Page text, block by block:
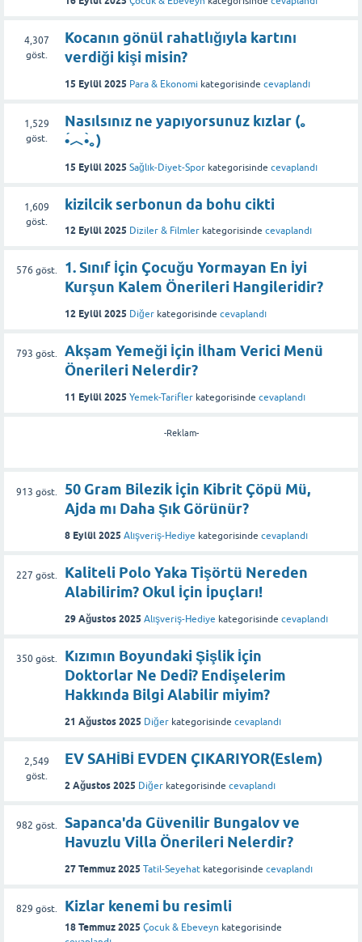
4,307
göst.
Kocanın gönül rahatlığıyla kartını
verdiği kişi misin?
15 Eylül 2025 Para & Ekonomi kategorisinde cevaplandı
1,529
göst.
Nasılsınız ne yapıyorsunuz kızlar (｡
•́︿•̀｡)
15 Eylül 2025 Sağlık-Diyet-Spor kategorisinde cevaplandı
1,609
göst.
kizilcik serbonun da bohu cikti
12 Eylül 2025 Diziler & Filmler kategorisinde cevaplandı
576 göst.
1. Sınıf İçin Çocuğu Yormayan En İyi
Kurşun Kalem Önerileri Hangileridir?
12 Eylül 2025 Diğer kategorisinde cevaplandı
793 göst.
Akşam Yemeği İçin İlham Verici Menü
Önerileri Nelerdir?
11 Eylül 2025 Yemek-Tarifler kategorisinde cevaplandı
-Reklam-
913 göst.
50 Gram Bilezik İçin Kibrit Çöpü Mü,
Ajda mı Daha Şık Görünür?
8 Eylül 2025 Alışveriş-Hediye kategorisinde cevaplandı
227 göst.
Kaliteli Polo Yaka Tişörtü Nereden
Alabilirim? Okul İçin İpuçları!
29 Ağustos 2025 Alışveriş-Hediye kategorisinde cevaplandı
350göst.
Kızımın Boyundaki Şişlik İçin
Doktorlar Ne Dedi? Endişelerim
Hakkında Bilgi Alabilir miyim?
21 Ağustos 2025 Diğer kategorisinde cevaplandı
2,549
göst.
EV SAHİBİ EVDEN ÇIKARIYOR(Eslem)
2 Ağustos 2025 Diğer kategorisinde cevaplandı
982 göst.
Sapanca'da Güvenilir Bungalov ve
Havuzlu Villa Önerileri Nelerdir?
27 Temmuz 2025 Tatil-Seyehat kategorisinde cevaplandı
829 göst. Kizlar kenemi bu resimli
18 Temmuz 2025 Çocuk & Ebeveyn kategorisinde